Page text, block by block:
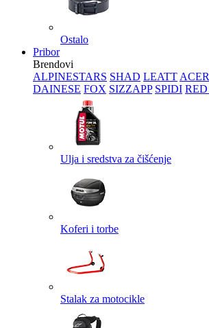
Ostalo
Pribor
Brendovi
ALPINESTARS SHAD LEATT
DAINESE FOX SIZZAPP SPIDI
Ulja i sredstva za čišćenje
Koferi i torbe
Stalak za motocikle